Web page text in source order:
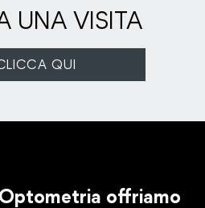
UNA VISITA
QUI
offriamo